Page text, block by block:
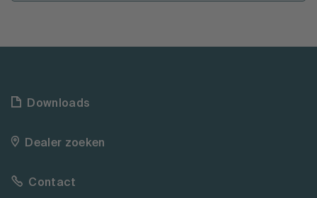
Downloads
Dealer zoeken
Contact